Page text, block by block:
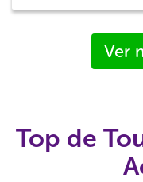
Ver
Top de